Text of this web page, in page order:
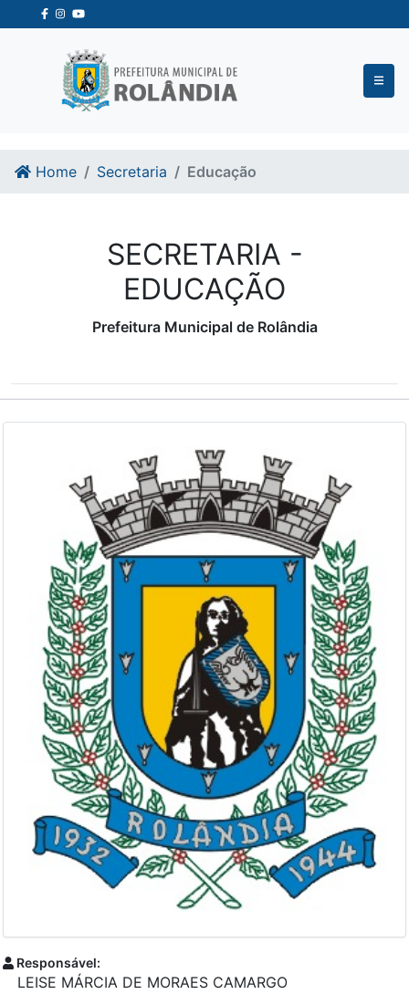
Ir para o conteudo
Ir para o fim do conteudo
Home Secretaria Educação
SECRETARIA -
EDUCAÇÃO
Prefeitura Municipal de Rolândia
Responsável:
LEISE MÁRCIA DE MORAES CAMARGO